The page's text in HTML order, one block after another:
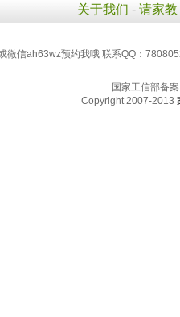
关于我们 - 请家教
微信ah63wz预约我哦 联系QQ：
国家工信部备
Copyright 2007-2013